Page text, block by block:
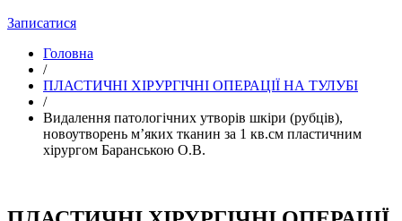
Записатися
Головна
/
ПЛАСТИЧНІ ХІРУРГІЧНІ ОПЕРАЦІЇ НА ТУЛУБІ
/
Видалення патологічних утворів шкіри (рубців),
новоутворень м’яких тканин за 1 кв.см пластичним
хірургом Баранською О.В.